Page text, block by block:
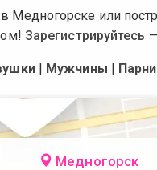
Медногорске или
Зарегистрируйтесь
| Мужчины | Парни
Медногорск